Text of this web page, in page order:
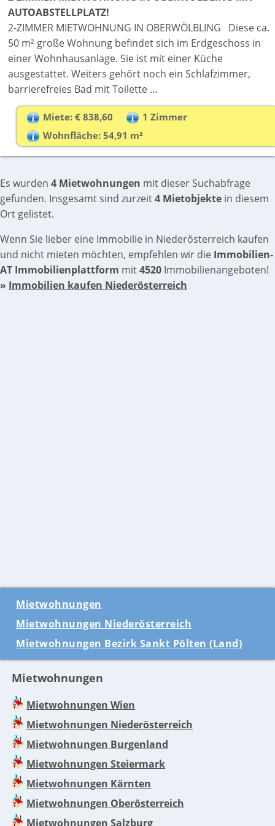
AUTOABSTELLPLATZ!
2-ZIMMER MIETWOHNUNG IN OBERWÖLBLING Diese ca.
50 m² große Wohnung befindet sich im Erdgeschoss in
einer Wohnhausanlage. Sie ist mit einer Küche
ausgestattet. Weiters gehört noch ein Schlafzimmer,
barrierefreies Bad mit Toilette ...
Miete: € 838,60
1 Zimmer
Wohnfläche: 54,91 m²
Es wurden 4 Mietwohnungen mit dieser Suchabfrage
gefunden. Insgesamt sind zurzeit4 Mietobjekte in diesem
Ort gelistet.
Wenn Sie lieber eine Immobilie in Niederösterreich kaufen
und nicht mieten möchten, empfehlen wir die Immobilien-
AT Immobilienplattform mit4520 Immobilienangeboten!
» Immobilien kaufen Niederösterreich
Mietwohnungen
Mietwohnungen Niederösterreich
Mietwohnungen Bezirk Sankt Pölten (Land)
Mietwohnungen
Mietwohnungen Wien
Mietwohnungen Niederösterreich
Mietwohnungen Burgenland
Mietwohnungen Steiermark
Mietwohnungen Kärnten
Mietwohnungen Oberösterreich
Mietwohnungen Salzburg